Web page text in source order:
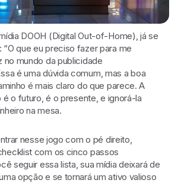
DOOH (Digital Out-of-Home), já se
que eu preciso fazer para me
no mundo da publicidade
é uma dúvida comum, mas a boa
é mais claro do que parece. A
é o futuro, é o presente, e ignorá-la
na mesa.
nesse jogo com o pé direito,
com os cinco passos
seguir essa lista, sua mídia deixará de
opção e se tornará um ativo valioso